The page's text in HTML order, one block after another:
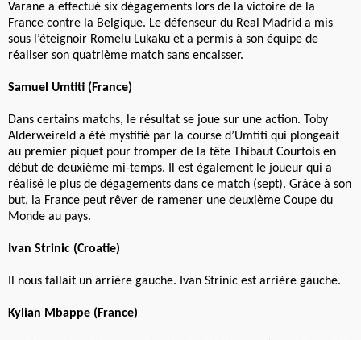
Varane a effectué six dégagements lors de la victoire de la
France contre la Belgique. Le défenseur du Real Madrid a mis
sous l’éteignoir Romelu Lukaku et a permis à son équipe de
réaliser son quatrième match sans encaisser.
Samuel Umtiti (France)
Dans certains matchs, le résultat se joue sur une action. Toby
Alderweireld a été mystifié par la course d’Umtiti qui plongeait
au premier piquet pour tromper de la tête Thibaut Courtois en
début de deuxième mi-temps. Il est également le joueur qui a
réalisé le plus de dégagements dans ce match (sept). Grâce à son
but, la France peut rêver de ramener une deuxième Coupe du
Monde au pays.
Ivan Strinic (Croatie)
Il nous fallait un arrière gauche. Ivan Strinic est arrière gauche.
Kylian Mbappe (France)